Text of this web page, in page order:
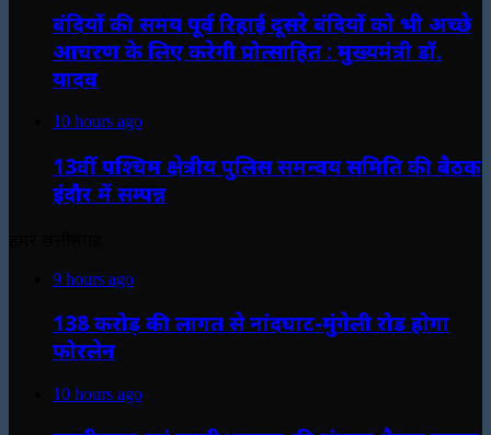
बंदियों की समय पूर्व रिहाई दूसरे बंदियों को भी अच्छे
आचरण के लिए करेगी प्रोत्साहित : मुख्यमंत्री डॉ.
यादव
10 hours ago
13वीं पश्चिम क्षेत्रीय पुलिस समन्वय समिति की बैठक
इंदौर में सम्पन्न
9 hours ago
138 करोड़ की लागत से नांदघाट-मुंगेली रोड होगा
फोरलेन
10 hours ago